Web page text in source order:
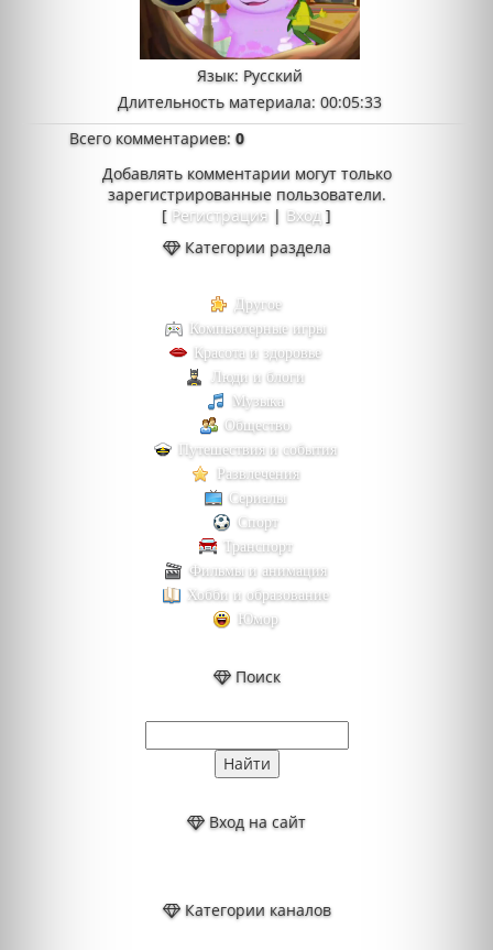
Язык: Русский
Длительность материала: 00:05:33
Всего комментариев:0
Добавлять комментарии могут только
зарегистрированные пользователи.
[ Регистрация | Вход ]
Категории раздела
Другое
Компьютерные игры
Красота и здоровье
Люди и блоги
Музыка
Общество
Путешествия и события
Развлечения
Сериалы
Спорт
Транспорт
Фильмы и анимация
Хобби и образование
Юмор
Поиск
Вход на сайт
Категории каналов